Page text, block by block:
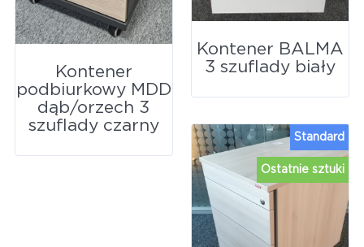
Kontener
podbiurkowy MDD
dąb/orzech 3
szuflady czarny
Kontener BALMA
3 szuflady biały
Ostatnie sztuki
Standard